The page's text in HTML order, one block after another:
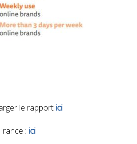
le rapport ici
: ici